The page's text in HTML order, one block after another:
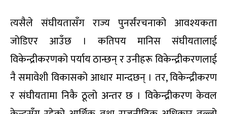
त्यसैले संघीयतासँग राज्य पुनर्संरचनाको आवश्यकता
जोडिएर आउँछ । कतिपय मानिस संघीयतालाई
विकेन्द्रीकरणको पर्याय ठान्छन् र उनीहरू विकेन्द्रीकरणलाई
नै समावेशी विकासको आधार मान्दछन् । तर, विकेन्द्रीकरण
र संघीयतामा निकै ठूलो अन्तर छ । विकेन्द्रीकरण केवल